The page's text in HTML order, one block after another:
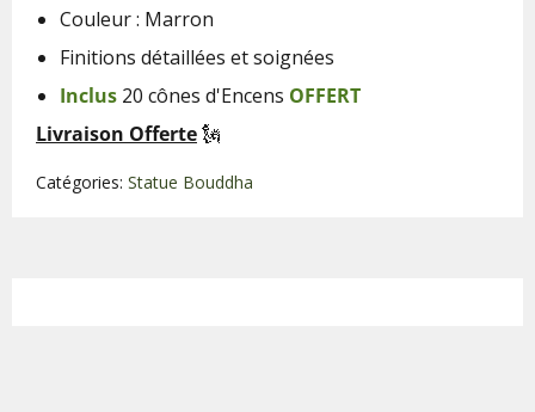
Couleur : Marron
Finitions détaillées et soignées
Inclus 20 cônes d'Encens OFFERT
Livraison Offerte🗽
Catégories: Statue Bouddha